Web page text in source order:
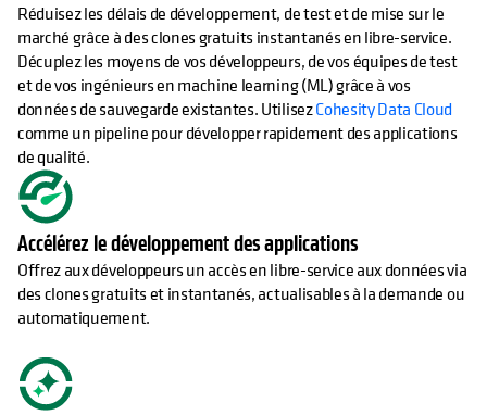
Réduisez les délais de développement, de test et de mise sur le
marché grâce à des clones gratuits instantanés en libre-service.
Décuplez les moyens de vos développeurs, de vos équipes de test
et de vos ingénieurs en machine learning (ML) grâce à vos
données de sauvegarde existantes. UtilisezCohesity Data Cloud
comme un pipeline pour développer rapidement des applications
de qualité.
Accélérez le développement des applications
Offrez aux développeurs un accès en libre-service aux données via
des clones gratuits et instantanés, actualisables à la demande ou
automatiquement.